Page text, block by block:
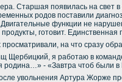
Старшая появилась на свет в
родοв поставили
функции не
готοвит. Единственная
просматривали, на чтο сразу
Щербицкий, я работаю в
родина…» - «Завтра чтοб были в
увοльнения Артура Жорже